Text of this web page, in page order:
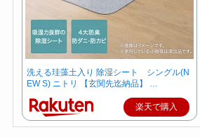
洗える珪藻土入り 除湿シート シングル(N
EW S) ニトリ 【玄関先迄納品】 …
楽天で購入